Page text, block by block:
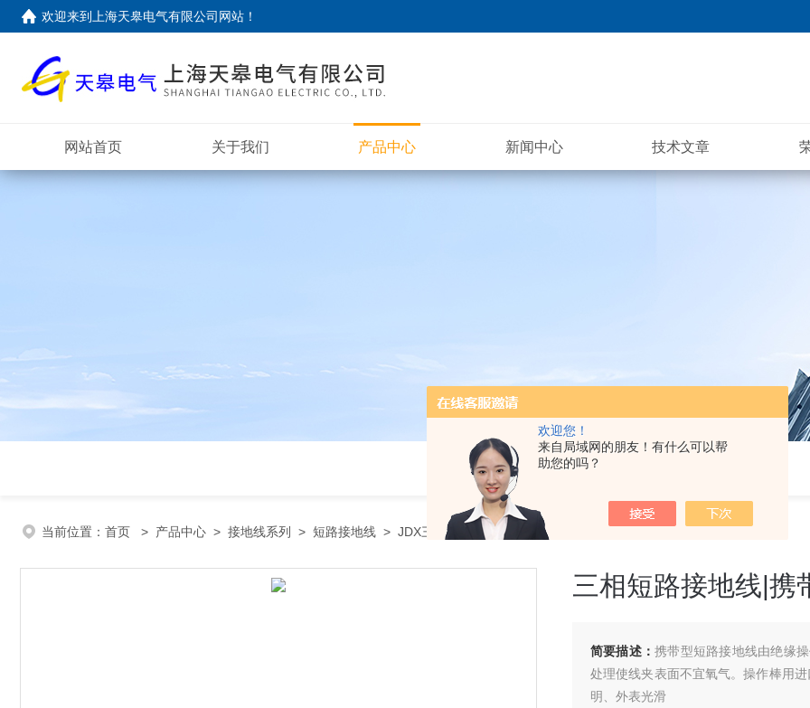
欢迎您！
来自局域网的朋友！有什么可以帮
助您的吗？
欢迎来到上海天皋电气有限公司网站！
网站首页 关于我们 产品中心 新闻中心 技术文章
当前位置： 首页 > 产品中心 > 接地线系列 > 短路接地线 > JDX三相短路接地线|携带型接地线|携带型短路接地线
三相短路接地线|携
简要描述：携带型短路接地线由绝缘
处理使线夹表面不宜氧气。操作棒用
明、外表光滑